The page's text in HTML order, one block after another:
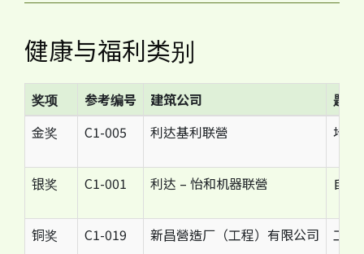
健康与福利类别
奖项 参考编号 建筑公司
题目
金奖
C1-005 利达基利联營 地盤
银奖 C1-001 利达 – 怡和机器联營 自
铜奖 C1-019 新昌營造厂（工程）有限公司 工友